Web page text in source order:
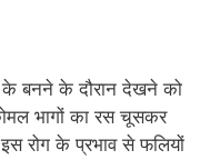
के बनने के दौरान देखने को
भागों का रस चूसकर
रोग के प्रभाव से फलियों